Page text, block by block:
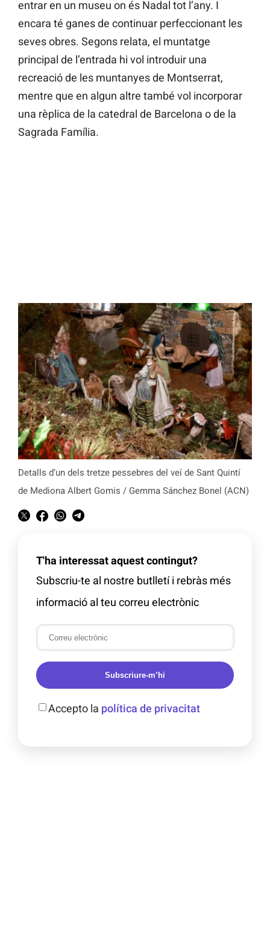
entrar en un museu on és Nadal tot l’any. I
encara té ganes de continuar perfeccionant les
seves obres. Segons relata, el muntatge
principal de l’entrada hi vol introduir una
recreació de les muntanyes de Montserrat,
mentre que en algun altre també vol incorporar
una rèplica de la catedral de Barcelona o de la
Sagrada Família.
Detalls d’un dels tretze pessebres del veí de Sant Quintí
de Mediona Albert Gomis / Gemma Sánchez Bonel (ACN)
T'ha interessat aquest contingut?
Subscriu-te al nostre butlletí i rebràs més
informació al teu correu electrònic
Subscriure-m’hi
Accepto la política de privacitat